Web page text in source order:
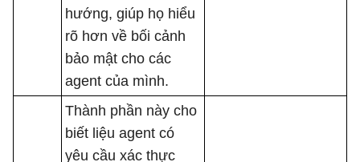
hướng, giúp họ hiểu
rõ hơn về bối cảnh
bảo mật cho các
agent của mình.
Thành phần này cho
biết liệu agent có
yêu cầu xác thực